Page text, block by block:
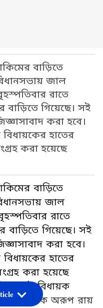
বাড়িতে
জাল
রাতে
গিয়েছে। সই
করা হবে।
হাতের
করা হয়েছে
বাড়িতে
জাল
রাতে
বাড়িতে গিয়েছে। সই
করা হবে।
হাতের
করা হয়েছে
পূর্বের বিধায়ক
বিধায়ক অরূপ রায়